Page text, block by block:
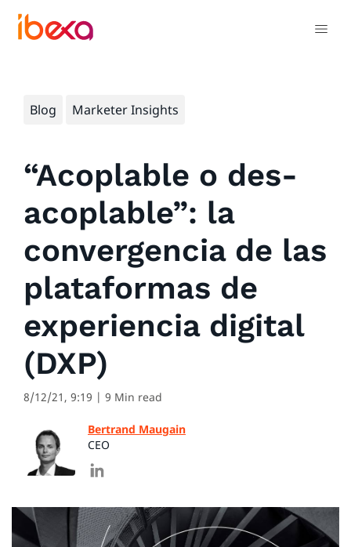
Blog Marketer Insights
“Acoplable o des-
acoplable”: la
convergencia de las
plataformas de
experiencia digital
(DXP)
8/12/21, 9:19 | 9 Min read
Bertrand Maugain
CEO